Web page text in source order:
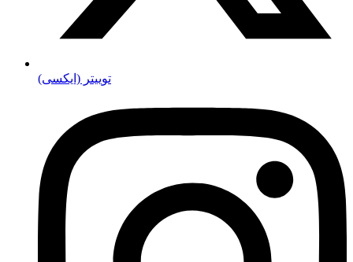
توییتر (ایکسی)